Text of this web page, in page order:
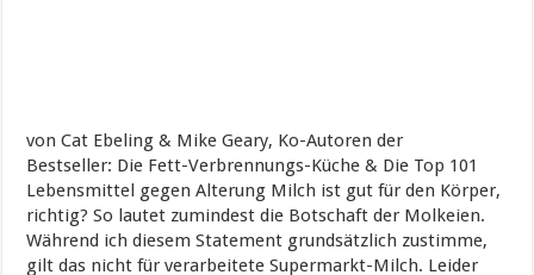
von Cat Ebeling & Mike Geary, Ko-Autoren der
Bestseller: Die Fett-Verbrennungs-Küche & Die Top 101
Lebensmittel gegen Alterung Milch ist gut für den Körper,
richtig? So lautet zumindest die Botschaft der Molkeien.
Während ich diesem Statement grundsätzlich zustimme,
gilt das nicht für verarbeitete Supermarkt-Milch. Leider